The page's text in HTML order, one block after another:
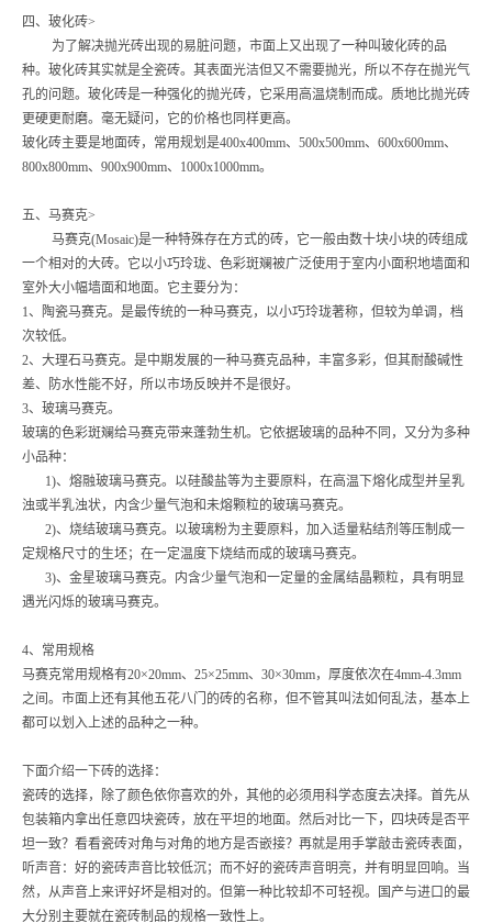
四、玻化砖>
为了解决抛光砖出现的易脏问题，市面上又出现了一种叫玻化砖的品
种。玻化砖其实就是全瓷砖。其表面光洁但又不需要抛光，所以不存在抛光气
孔的问题。玻化砖是一种强化的抛光砖，它采用高温烧制而成。质地比抛光砖
更硬更耐磨。毫无疑问，它的价格也同样更高。
玻化砖主要是地面砖，常用规划是400x400mm、500x500mm、600x600mm、
800x800mm、900x900mm、1000x1000mm。
五、马赛克>
马赛克(Mosaic)是一种特殊存在方式的砖，它一般由数十块小块的砖组成
一个相对的大砖。它以小巧玲珑、色彩斑斓被广泛使用于室内小面积地墙面和
室外大小幅墙面和地面。它主要分为：
1、陶瓷马赛克。是最传统的一种马赛克，以小巧玲珑著称，但较为单调，档
次较低。
2、大理石马赛克。是中期发展的一种马赛克品种，丰富多彩，但其耐酸碱性
差、防水性能不好，所以市场反映并不是很好。
3、玻璃马赛克。
玻璃的色彩斑斓给马赛克带来蓬勃生机。它依据玻璃的品种不同，又分为多种
小品种：
1)、熔融玻璃马赛克。以硅酸盐等为主要原料，在高温下熔化成型并呈乳
浊或半乳浊状，内含少量气泡和未熔颗粒的玻璃马赛克。
2)、烧结玻璃马赛克。以玻璃粉为主要原料，加入适量粘结剂等压制成一
定规格尺寸的生坯；在一定温度下烧结而成的玻璃马赛克。
3)、金星玻璃马赛克。内含少量气泡和一定量的金属结晶颗粒，具有明显
遇光闪烁的玻璃马赛克。
4、常用规格
马赛克常用规格有20×20mm、25×25mm、30×30mm，厚度依次在4mm-4.3mm
之间。市面上还有其他五花八门的砖的名称，但不管其叫法如何乱法，基本上
都可以划入上述的品种之一种。
下面介绍一下砖的选择：
瓷砖的选择，除了颜色依你喜欢的外，其他的必须用科学态度去决择。首先从
包装箱内拿出任意四块瓷砖，放在平坦的地面。然后对比一下，四块砖是否平
坦一致？看看瓷砖对角与对角的地方是否嵌接？再就是用手掌敲击瓷砖表面，
听声音：好的瓷砖声音比较低沉；而不好的瓷砖声音明亮，并有明显回响。当
然，从声音上来评好坏是相对的。但第一种比较却不可轻视。国产与进口的最
大分别主要就在瓷砖制品的规格一致性上。